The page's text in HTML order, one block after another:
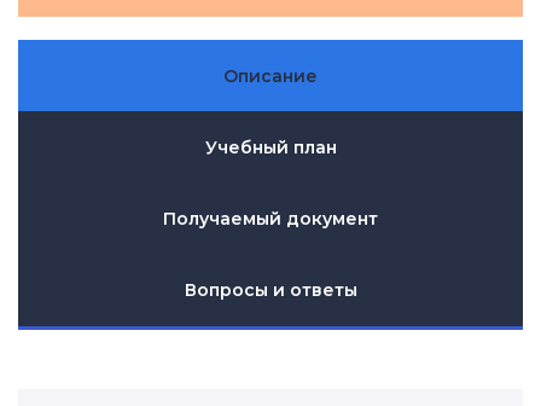
Описание
Учебный план
Получаемый документ
Вопросы и ответы